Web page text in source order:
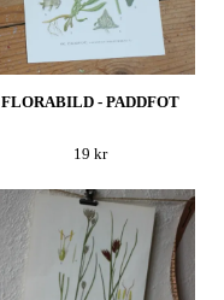
FLORABILD - PADDFOT
19 kr